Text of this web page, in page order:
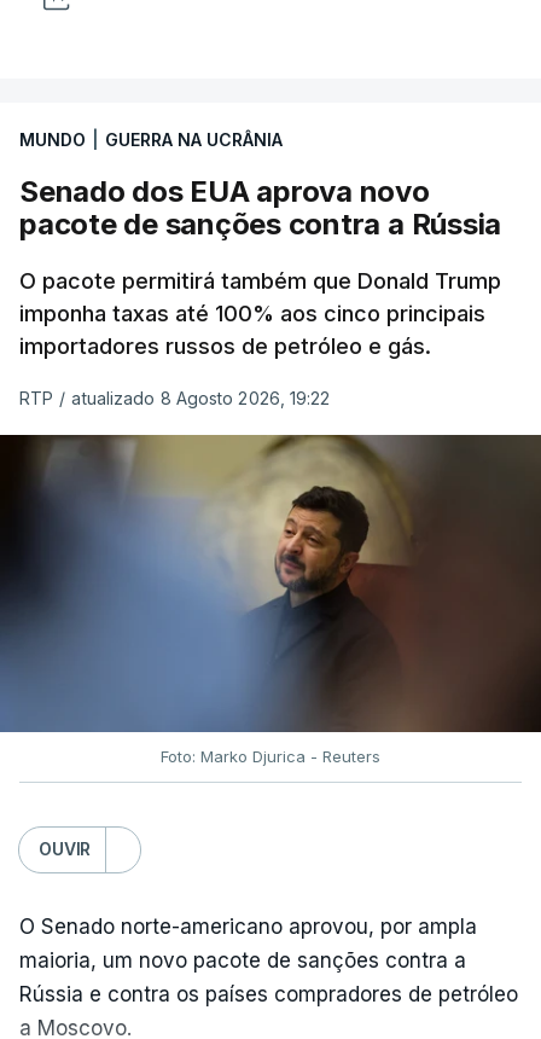
MUNDO GUERRA NA UCRÂNIA
Senado dos EUA aprova novo
pacote de sanções contra a Rússia
O pacote permitirá também que Donald Trump
imponha taxas até 100% aos cinco principais
importadores russos de petróleo e gás.
RTP / atualizado 8 Agosto 2026, 19:22
Foto: Marko Djurica - Reuters
OUVIR
O Senado norte-americano aprovou, por ampla
maioria, um novo pacote de sanções contra a
Rússia e contra os países compradores de petróleo
a Moscovo.